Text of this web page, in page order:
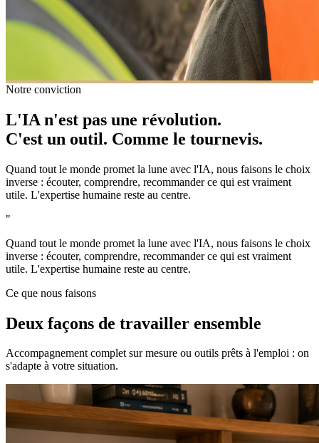
Notre conviction
L'IA n'est pas une révolution.
C'est un outil. Comme le tournevis.
Quand tout le monde promet la lune avec l'IA, nous faisons le choix
inverse : écouter, comprendre, recommander ce qui est vraiment
utile. L'expertise humaine reste au centre.
"
Quand tout le monde promet la lune avec l'IA, nous faisons le choix
inverse : écouter, comprendre, recommander ce qui est vraiment
utile. L'expertise humaine reste au centre.
Ce que nous faisons
Deux façons de travailler ensemble
Accompagnement complet sur mesure ou outils prêts à l'emploi : on
s'adapte à votre situation.